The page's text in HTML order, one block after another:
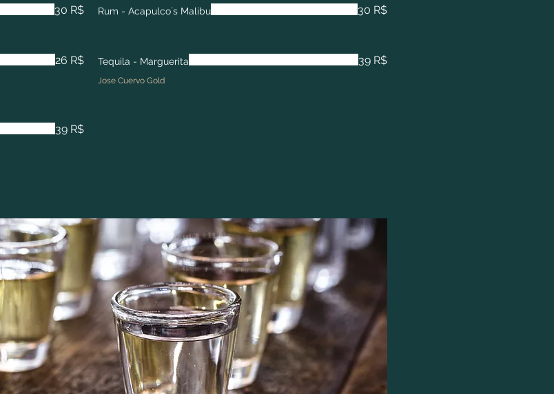
30 R$ Rum - Acapulco´s Malibu 30 R$
26 R$ Tequila - Marguerita
Jose Cuervo Gold
39 R$
39 R$